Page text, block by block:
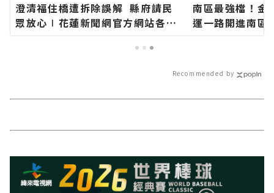
澄清福住橋遭拆除誤解 縣府請民
眾放心∣花蓮新聞網官方網站各類
新聞－最快速的今日新聞報導 最新
南區最強檔！金
運一路開進南區
針花季 消費滿
地資訊！
Recommended by